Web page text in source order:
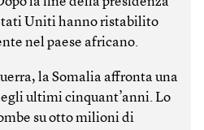
Uniti hanno ristabilito
nel paese africano.
la Somalia affronta una
ultimi cinquant’anni. Lo
su otto milioni di